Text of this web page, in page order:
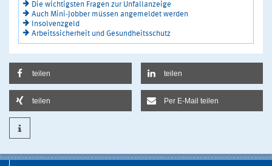
Die wichtigsten Fragen zur Unfallanzeige
Auch Mini-Jobber müssen angemeldet werden
Insolvenzgeld
Arbeitssicherheit und Gesundheitsschutz
teilen teilen
teilen Per E-Mail teilen